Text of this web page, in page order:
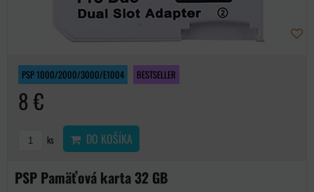
PSP 1000/2000/3000/E1004 BESTSELLER
8 €
ks DO KOŠÍKA
PSP Pamäťová karta 32 GB